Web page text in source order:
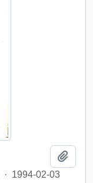
· 1994-02-03